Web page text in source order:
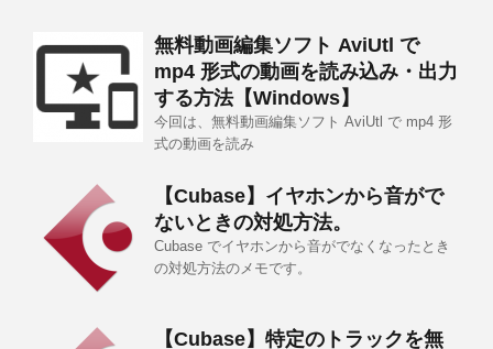
無料動画編集ソフト AviUtl で
mp4 形式の動画を読み込み・出力
する方法【Windows】
今回は、無料動画編集ソフト AviUtl で mp4 形
式の動画を読み
【Cubase】イヤホンから音がで
ないときの対処方法。
Cubase でイヤホンから音がでなくなったとき
の対処方法のメモです。
【Cubase】特定のトラックを無